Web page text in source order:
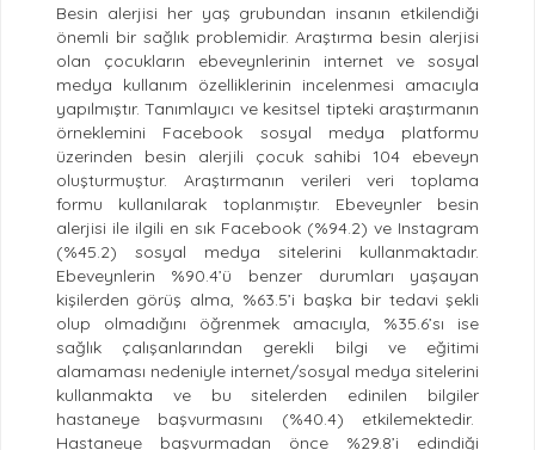
Besin alerjisi her yaş grubundan insanın etkilendiği
önemli bir sağlık problemidir. Araştırma besin alerjisi
olan çocukların ebeveynlerinin internet ve sosyal
medya kullanım özelliklerinin incelenmesi amacıyla
yapılmıştır. Tanımlayıcı ve kesitsel tipteki araştırmanın
örneklemini Facebook sosyal medya platformu
üzerinden besin alerjili çocuk sahibi 104 ebeveyn
oluşturmuştur. Araştırmanın verileri veri toplama
formu kullanılarak toplanmıştır. Ebeveynler besin
alerjisi ile ilgili en sık Facebook (%94.2) ve Instagram
(%45.2) sosyal medya sitelerini kullanmaktadır.
Ebeveynlerin %90.4’ü benzer durumları yaşayan
kişilerden görüş alma, %63.5’i başka bir tedavi şekli
olup olmadığını öğrenmek amacıyla, %35.6’sı ise
sağlık çalışanlarından gerekli bilgi ve eğitimi
alamaması nedeniyle internet/sosyal medya sitelerini
kullanmakta ve bu sitelerden edinilen bilgiler
hastaneye başvurmasını (%40.4) etkilemektedir.
Hastaneye başvurmadan önce %29.8’i edindiği